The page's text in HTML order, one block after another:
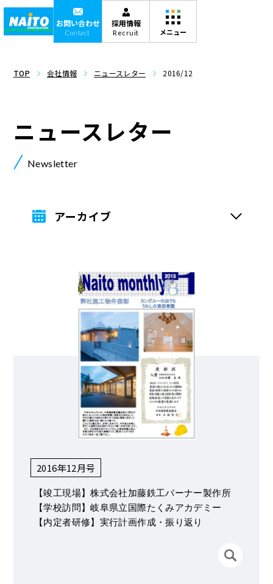
お問い合わせ
Contact
採用情報
Recruit
TOP 会社情報 ニュースレター 2016/12
Newsletter
ニュースレター
2016年12月号
【竣工現場】株式会社加藤鉄工バーナー製作所
【学校訪問】岐阜県立国際たくみアカデミー
【内定者研修】実行計画作成・振り返り
アーカイブ